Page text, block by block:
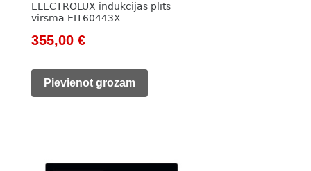
ELECTROLUX indukcijas plīts
virsma EIT60443X
Original
was:
355,00€Current
is:
Pievienot grozam